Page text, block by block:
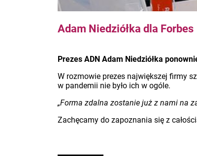
Adam Niedziółka dla Forbes
Prezes ADN Adam Niedziółka
W rozmowie prezes największej firmy
w pandemii nie było ich w ogóle.
„Forma zdalna zostanie już z nami na
Zachęcamy do zapoznania się z